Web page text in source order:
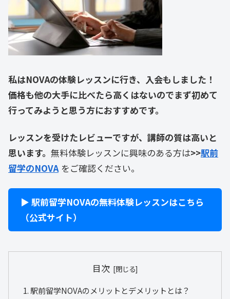
私はNOVAの体験レッスンに行き、入会もしました！
価格も他の大手に比べたら高くはないのでまず初めて
行ってみようと思う方におすすめです。
レッスンを受けたレビューですが、講師の質は高いと
思います。 無料体験レッスンに興味のある方は>>駅前
留学のNOVA をご確認ください。
▶ 駅前留学NOVAの無料体験レッスンはこちら
（公式サイト）
目次
駅前留学NOVAのメリットとデメリットとは？